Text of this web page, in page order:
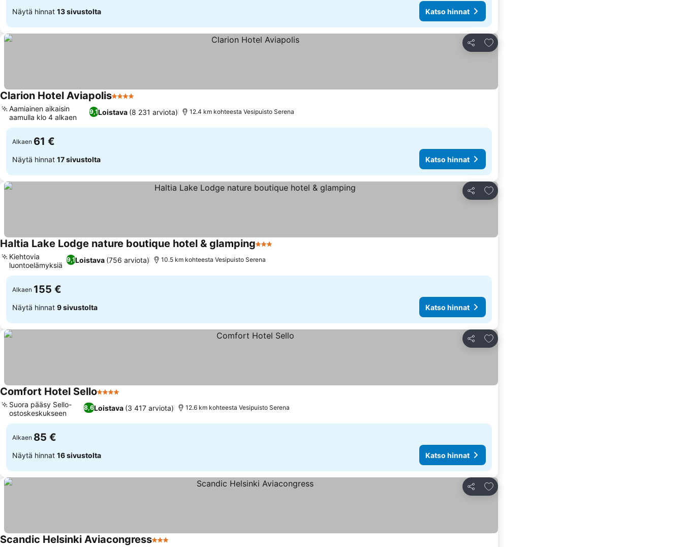
Näytä hinnat 13 sivustolta Katso hinnat
Jaa
Lisää suosikkeihin
Clarion Hotel Aviapolis4 Tähtiluokitus
9,1Loistava (8 231 arviota)
Aamiainen aikaisin
aamulla klo 4 alkaen
12.4 km kohteesta Vesipuisto Serena
Alkaen 61 €
Näytä hinnat 17 sivustolta Katso hinnat
Jaa
Lisää suosikkeihin
Haltia Lake Lodge nature boutique hotel & glamping3 Tähtiluokitus
9,1Loistava (756 arviota)
Kiehtovia
luontoelämyksiä
10.5 km kohteesta Vesipuisto Serena
Alkaen 155 €
Näytä hinnat 9 sivustolta Katso hinnat
Jaa
Lisää suosikkeihin
Comfort Hotel Sello4 Tähtiluokitus
8,6Loistava (3 417 arviota)
Suora pääsy Sello-
ostoskeskukseen
12.6 km kohteesta Vesipuisto Serena
Alkaen 85 €
Näytä hinnat 16 sivustolta Katso hinnat
Jaa
Lisää suosikkeihin
Scandic Helsinki Aviacongress3 Tähtiluokitus